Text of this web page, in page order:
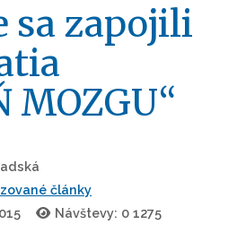
sa zapojili
MOZGU“
články
Návštevy: 0 1275